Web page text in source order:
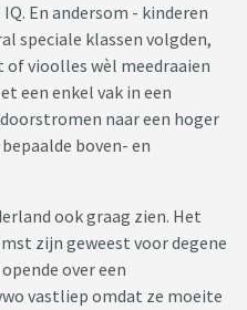
En andersom - kinderen
speciale klassen volgden,
vioolles wèl meedraaien
een enkel vak in een
naar een hoger
boven- en
ook graag zien. Het
zijn geweest voor degene
over een
vastliep omdat ze moeite